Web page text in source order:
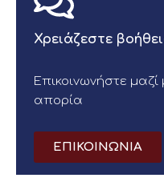
Χρειάζεστε
Επικοινωνήστε
απορία
ΕΠΙΚΟΙΝΩΝΙΑ